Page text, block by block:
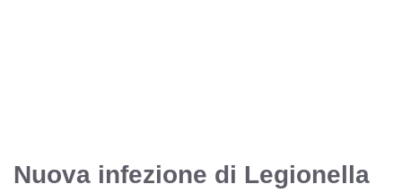
Nuova infezione di Legionella